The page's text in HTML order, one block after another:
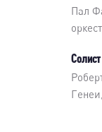
Пал
Солист
Генеи